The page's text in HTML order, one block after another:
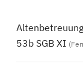
53b SGB XI